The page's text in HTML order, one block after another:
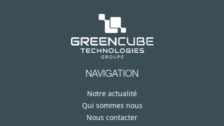
NAVIGATION
Notre actualité
Qui sommes nous
Nous contacter